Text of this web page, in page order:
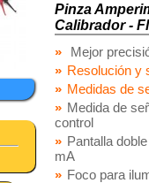
Pinza
Calibrador -
Mejor
Resolución y
Medidas de
Medida de
control
Pantalla
mA
Foco para